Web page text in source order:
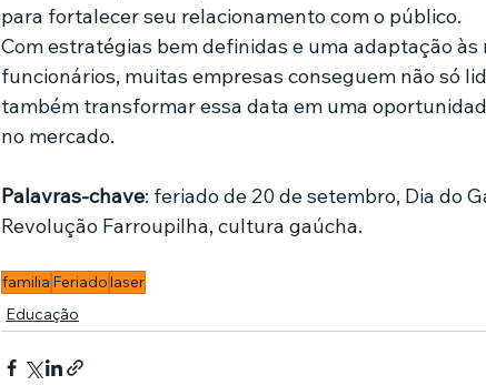
para fortalecer seu relacionamento com o público.
Com estratégias bem definidas e uma adaptação
funcionários, muitas empresas conseguem não só
também transformar essa data em uma
no mercado.
Palavras-chave: feriado de 20 de setembro, Dia do
Revolução Farroupilha, cultura gaúcha.
familia Feriadolaser
Educação